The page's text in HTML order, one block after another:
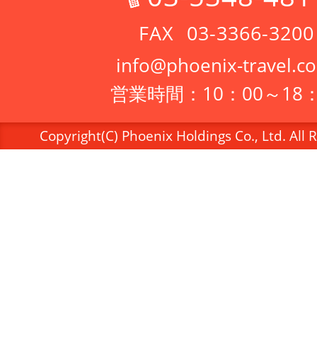
03-3366-3200
info@phoenix-
営業時間：10：00～18
Copyright(C) Phoenix Holdings Co., Ltd. All